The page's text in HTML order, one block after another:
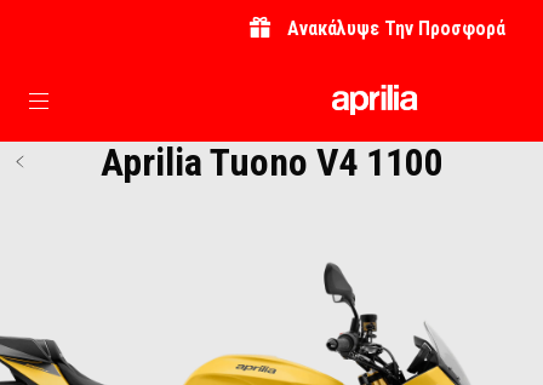
Ανακάλυψε Την Προσφορά
Μετάβαση στο κυρίως περιεχόμενο
Aprilia Tuono V4 1100